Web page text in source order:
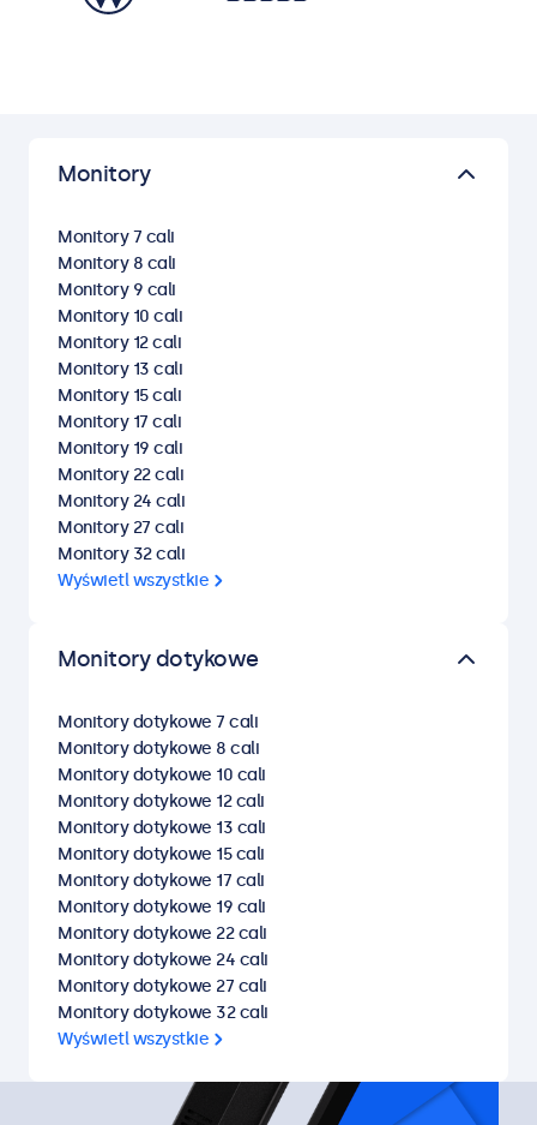
Monitory
Monitory 7 cali
Monitory 8 cali
Monitory 9 cali
Monitory 10 cali
Monitory 12 cali
Monitory 13 cali
Monitory 15 cali
Monitory 17 cali
Monitory 19 cali
Monitory 22 cali
Monitory 24 cali
Monitory 27 cali
Monitory 32 cali
Wyświetl wszystkie
Monitory dotykowe
Monitory dotykowe 7 cali
Monitory dotykowe 8 cali
Monitory dotykowe 10 cali
Monitory dotykowe 12 cali
Monitory dotykowe 13 cali
Monitory dotykowe 15 cali
Monitory dotykowe 17 cali
Monitory dotykowe 19 cali
Monitory dotykowe 22 cali
Monitory dotykowe 24 cali
Monitory dotykowe 27 cali
Monitory dotykowe 32 cali
Wyświetl wszystkie